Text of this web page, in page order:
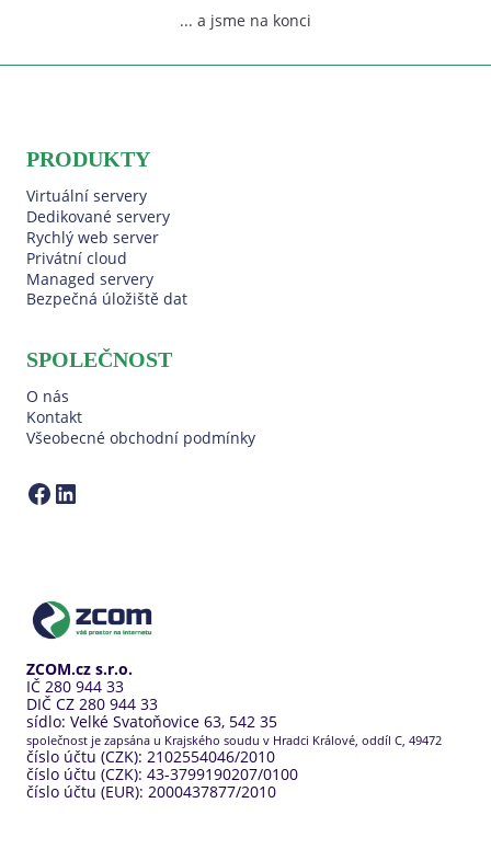
DŮLEŽITÁ?
... a jsme na konci
PRODUKTY
Virtuální servery
Dedikované servery
Rychlý web server
Privátní cloud
Managed servery
Bezpečná úložiště dat
SPOLEČNOST
O nás
Kontakt
Všeobecné obchodní podmínky
ZCOM na Facebooku
LinkedIn ZCOM
ZCOM.cz s.r.o.
IČ 280 944 33
DIČ CZ 280 944 33
sídlo: Velké Svatoňovice 63, 542 35
společnost je zapsána u Krajského soudu v Hradci Králové, oddíl C, 49472
číslo účtu (CZK): 2102554046/2010
číslo účtu (CZK): 43-3799190207/0100
číslo účtu (EUR): 2000437877/2010